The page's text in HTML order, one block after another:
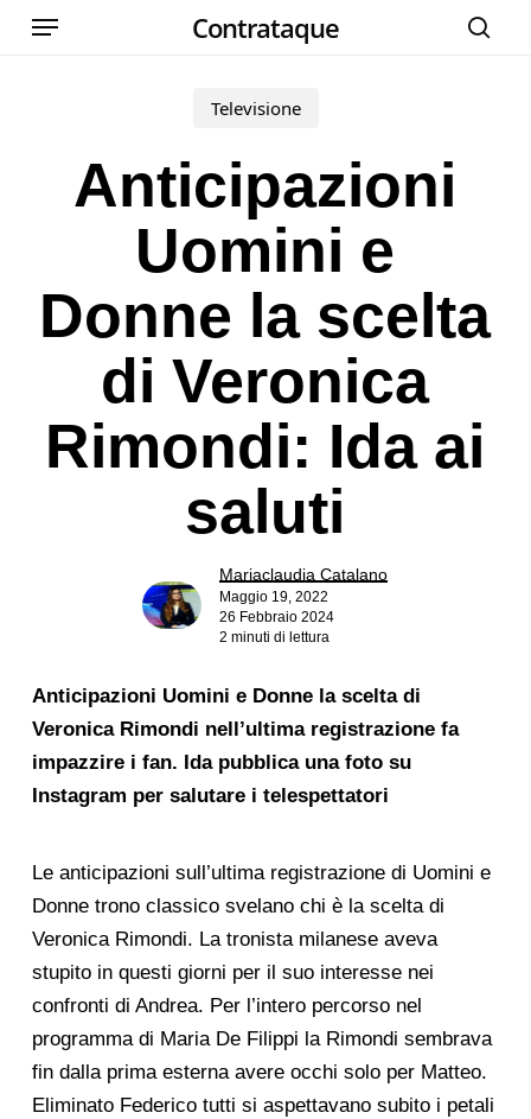
Skip
Contrataque
Menu
Televisione
Anticipazioni
Uomini e
Donne la scelta
di Veronica
Rimondi: Ida ai
saluti
Mariaclaudia Catalano
Maggio 19, 2022
26 Febbraio 2024
2 minuti di lettura
Anticipazioni Uomini e Donne la scelta di
Veronica Rimondi nell’ultima registrazione fa
impazzire i fan. Ida pubblica una foto su
Instagram per salutare i telespettatori
Le anticipazioni sull’ultima registrazione di Uomini e
Donne trono classico svelano chi è la scelta di
Veronica Rimondi. La tronista milanese aveva
stupito in questi giorni per il suo interesse nei
confronti di Andrea. Per l’intero percorso nel
programma di Maria De Filippi la Rimondi sembrava
fin dalla prima esterna avere occhi solo per Matteo.
Eliminato Federico tutti si aspettavano subito i petali